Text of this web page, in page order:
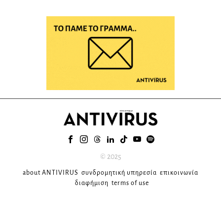
© 2025
about ANTIVIRUS συνδρομητική υπηρεσία επικοινωνία
διαφήμιση terms of use